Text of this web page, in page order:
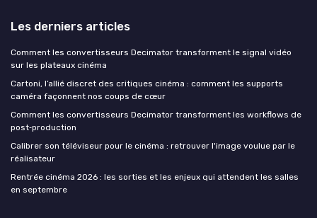
Les derniers articles
Comment les convertisseurs Decimator transforment le signal vidéo
sur les plateaux cinéma
Cartoni, l’allié discret des critiques cinéma : comment les supports
caméra façonnent nos coups de cœur
Comment les convertisseurs Decimator transforment les workflows de
post‑production
Calibrer son téléviseur pour le cinéma : retrouver l'image voulue par le
réalisateur
Rentrée cinéma 2026 : les sorties et les enjeux qui attendent les salles
en septembre